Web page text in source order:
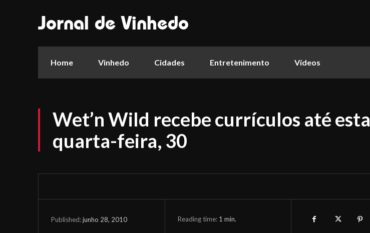
Jornal de Vinhedo
Home Vinhedo Cidades Entretenimento Vídeos
Wet’n Wild recebe currículos até esta
quarta-feira, 30
Published:junho 28, 2010 Reading time: 1 min.